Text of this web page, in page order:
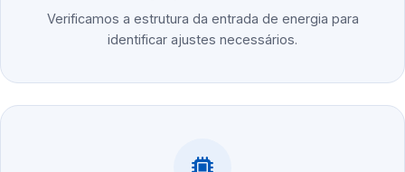
Verificamos a estrutura da entrada de energia para
identificar ajustes necessários.